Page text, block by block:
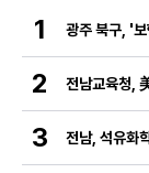
1 광주 북구, '
2 전남교육청,
3 전남, 석유화